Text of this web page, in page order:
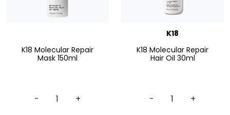
K18 Molecular Repair
Mask 150ml
- +
K18
K18 Molecular Repair
Hair Oil 30ml
- +